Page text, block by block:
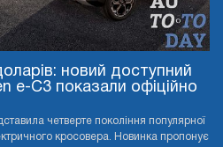
новий доступний
e-C3 показали офіційно
четверте покоління популярної
кросовера. Новинка пропонує